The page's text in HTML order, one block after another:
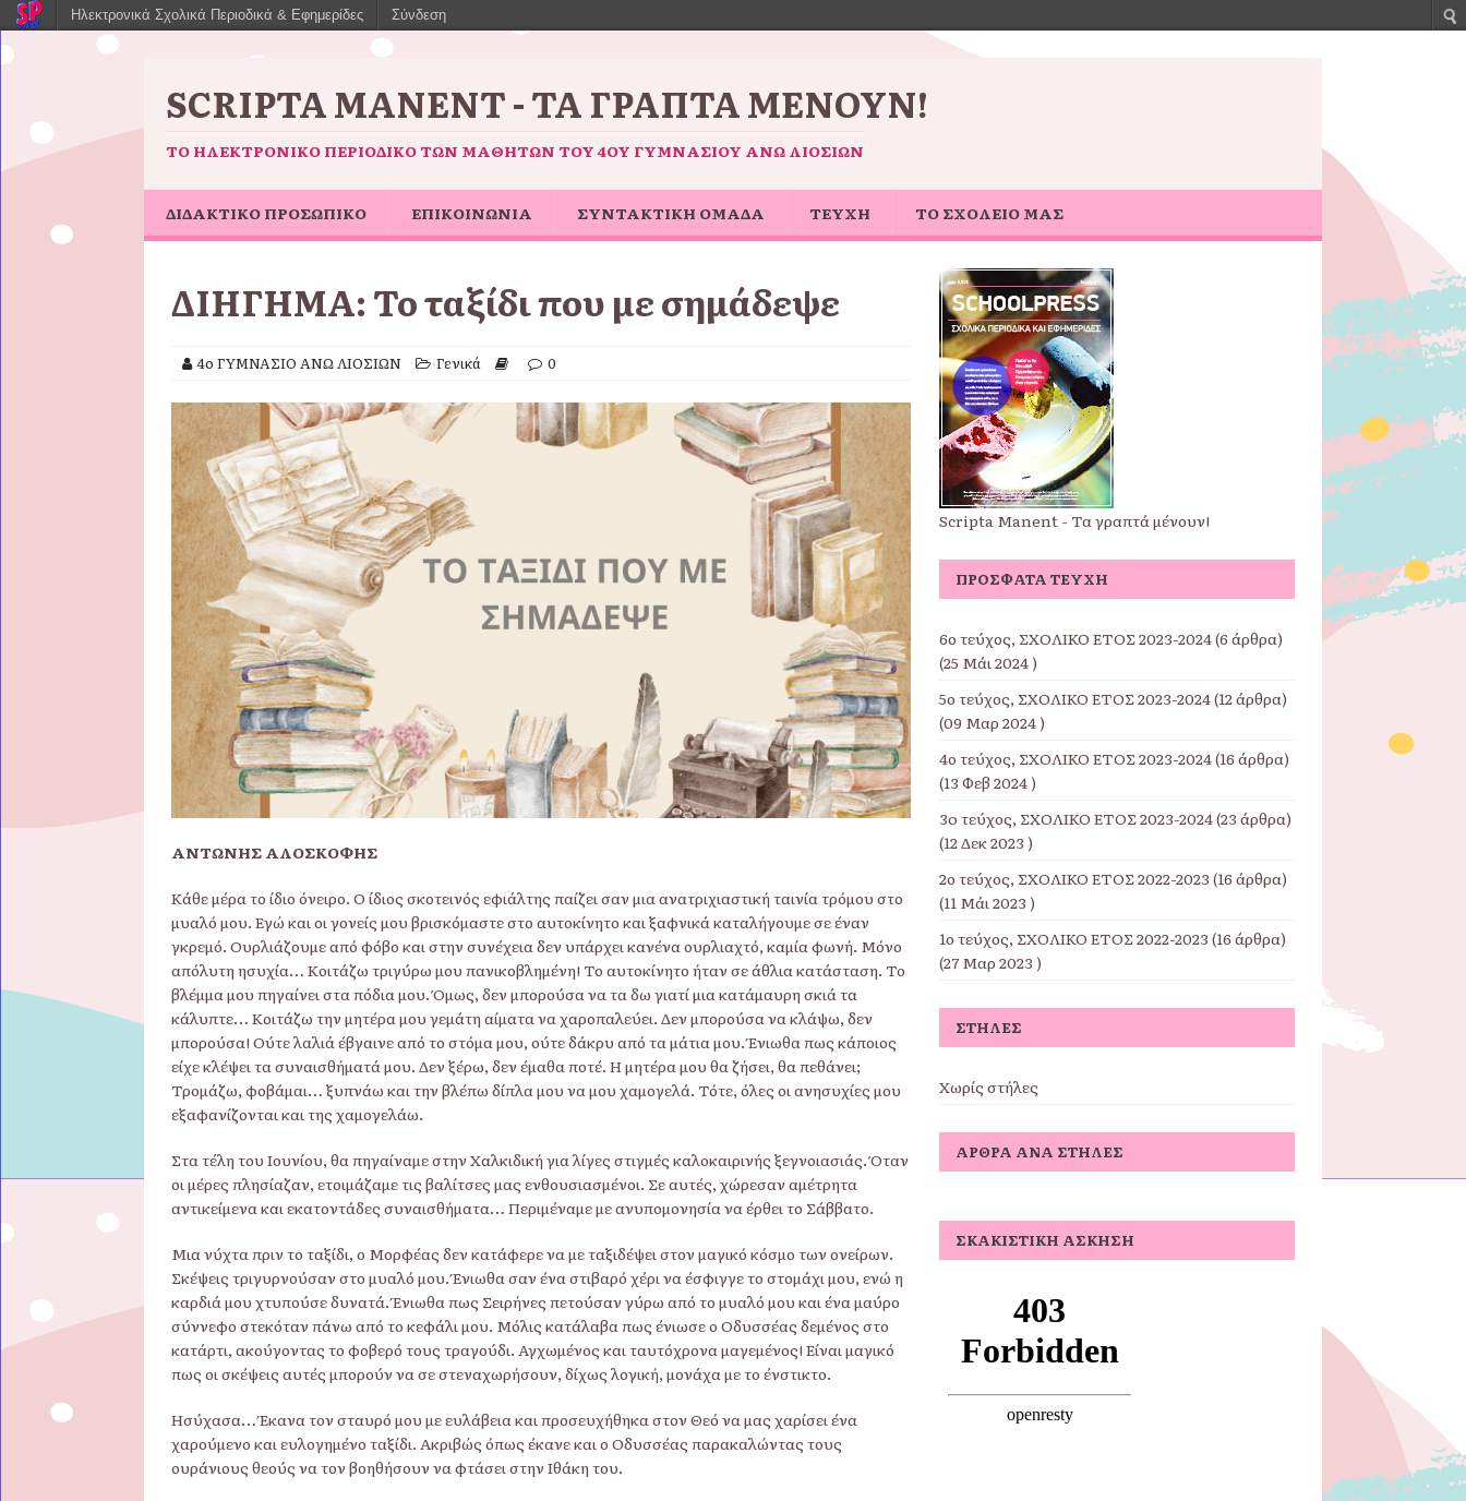
SCRIPTA MANENT - ΤΑ ΓΡΑΠΤΆ ΜΈΝΟΥΝ!
ΤΟ ΗΛΕΚΤΡΟΝΙΚΌ ΠΕΡΙΟΔΙΚΌ ΤΩΝ ΜΑΘΗΤΏΝ ΤΟΥ 4ΟΥ ΓΥΜΝΑΣΊΟΥ ΆΝΩ ΛΙΟΣΊΩΝ
ΔΙΔΑΚΤΙΚΟ ΠΡΟΣΩΠΙΚΟ ΕΠΙΚΟΙΝΩΝΙΑ ΣΥΝΤΑΚΤΙΚΗ ΟΜΑΔΑ ΤΕΥΧΗ ΤΟ ΣΧΟΛΕΙΟ ΜΑΣ
ΔΙΗΓΗΜΑ: Το ταξίδι που με σημάδεψε
4ο ΓΥΜΝΑΣΙΟ ΑΝΩ ΛΙΟΣΙΩΝ Γενικά 0
ΑΝΤΩΝΗΣ ΑΛΟΣΚΟΦΗΣ
Κάθε μέρα το ίδιο όνειρο. Ο ίδιος σκοτεινός εφιάλτης παίζει σαν μια ανατριχιαστική ταινία τρόμου στο
μυαλό μου. Εγώ και οι γονείς μου βρισκόμαστε στο αυτοκίνητο και ξαφνικά καταλήγουμε σε έναν
γκρεμό. Ουρλιάζουμε από φόβο και στην συνέχεια δεν υπάρχει κανένα ουρλιαχτό, καμία φωνή. Μόνο
απόλυτη ησυχία… Κοιτάζω τριγύρω μου πανικοβλημένη! Το αυτοκίνητο ήταν σε άθλια κατάσταση. Το
βλέμμα μου πηγαίνει στα πόδια μου. Όμως, δεν μπορούσα να τα δω γιατί μια κατάμαυρη σκιά τα
κάλυπτε… Κοιτάζω την μητέρα μου γεμάτη αίματα να χαροπαλεύει. Δεν μπορούσα να κλάψω, δεν
μπορούσα! Ούτε λαλιά έβγαινε από το στόμα μου, ούτε δάκρυ από τα μάτια μου. Ένιωθα πως κάποιος
είχε κλέψει τα συναισθήματά μου. Δεν ξέρω, δεν έμαθα ποτέ. Η μητέρα μου θα ζήσει, θα πεθάνει;
Τρομάζω, φοβάμαι… ξυπνάω και την βλέπω δίπλα μου να μου χαμογελά. Τότε, όλες οι ανησυχίες μου
εξαφανίζονται και της χαμογελάω.
Στα τέλη του Ιουνίου, θα πηγαίναμε στην Χαλκιδική για λίγες στιγμές καλοκαιρινής ξεγνοιασιάς. Όταν
οι μέρες πλησίαζαν, ετοιμάζαμε τις βαλίτσες μας ενθουσιασμένοι. Σε αυτές, χώρεσαν αμέτρητα
αντικείμενα και εκατοντάδες συναισθήματα… Περιμέναμε με ανυπομονησία να έρθει το Σάββατο.
Μια νύχτα πριν το ταξίδι, ο Μορφέας δεν κατάφερε να με ταξιδέψει στον μαγικό κόσμο των ονείρων.
Σκέψεις τριγυρνούσαν στο μυαλό μου. Ένιωθα σαν ένα στιβαρό χέρι να έσφιγγε το στομάχι μου, ενώ η
καρδιά μου χτυπούσε δυνατά. Ένιωθα πως Σειρήνες πετούσαν γύρω από το μυαλό μου και ένα μαύρο
σύννεφο στεκόταν πάνω από το κεφάλι μου. Μόλις κατάλαβα πως ένιωσε ο Οδυσσέας δεμένος στο
κατάρτι, ακούγοντας το φοβερό τους τραγούδι. Αγχωμένος και ταυτόχρονα μαγεμένος! Είναι μαγικό
πως οι σκέψεις αυτές μπορούν να σε στεναχωρήσουν, δίχως λογική, μονάχα με το ένστικτο.
Ησύχασα… Έκανα τον σταυρό μου με ευλάβεια και προσευχήθηκα στον Θεό να μας χαρίσει ένα
χαρούμενο και ευλογημένο ταξίδι. Ακριβώς όπως έκανε και ο Οδυσσέας παρακαλώντας τους
ουράνιους θεούς να τον βοηθήσουν να φτάσει στην Ιθάκη του.
Scripta Manent - Τα γραπτά μένουν!
ΠΡΌΣΦΑΤΑ ΤΕΎΧΗ
6ο τεύχος, ΣΧΟΛΙΚΟ ΕΤΟΣ 2023-2024(6 άρθρα)
(25 Μάι 2024 )
5ο τεύχος, ΣΧΟΛΙΚΟ ΕΤΟΣ 2023-2024(12 άρθρα)
(09 Μαρ 2024 )
4ο τεύχος, ΣΧΟΛΙΚΟ ΕΤΟΣ 2023-2024(16 άρθρα)
(13 Φεβ 2024 )
3o τεύχος, ΣΧΟΛΙΚΟ ΕΤΟΣ 2023-2024(23 άρθρα)
(12 Δεκ 2023 )
2ο τεύχος, ΣΧΟΛΙΚΟ ΕΤΟΣ 2022-2023 (16 άρθρα)
(11 Μάι 2023 )
1ο τεύχος, ΣΧΟΛΙΚΟ ΕΤΟΣ 2022-2023 (16 άρθρα)
(27 Μαρ 2023 )
ΣΤΉΛΕΣ
Χωρίς στήλες
ΆΡΘΡΑ ΑΝΆ ΣΤΉΛΕΣ
ΣΚΑΚΙΣΤΙΚΉ ΆΣΚΗΣΗ
Ηλεκτρονικά Σχολικά Περιοδικά & Εφημερίδες Σύνδεση